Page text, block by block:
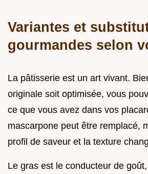
Variantes et
gourmandes selon
La pâtisserie est un art vivant.
originale soit optimisée, vous
ce que vous avez dans vos
mascarpone peut être remplacé,
profil de saveur et la texture
Le gras est le conducteur de